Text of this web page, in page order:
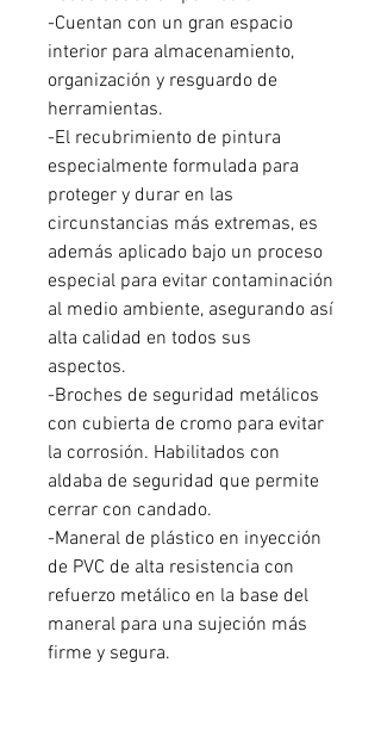
-Cuentan con un gran espacio
interior para almacenamiento,
organización y resguardo de
herramientas.
-El recubrimiento de pintura
especialmente formulada para
proteger y durar en las
circunstancias más extremas, es
además aplicado bajo un proceso
especial para evitar contaminación
al medio ambiente, asegurando así
alta calidad en todos sus
aspectos.
-Broches de seguridad metálicos
con cubierta de cromo para evitar
la corrosión. Habilitados con
aldaba de seguridad que permite
cerrar con candado.
-Maneral de plástico en inyección
de PVC de alta resistencia con
refuerzo metálico en la base del
maneral para una sujeción más
firme y segura.